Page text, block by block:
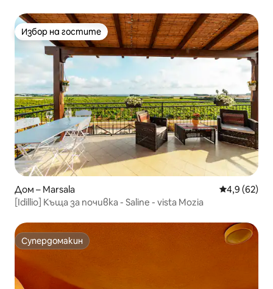
Избор на гостите
Избор на гостите
Дом – Marsala Средна
4,9 (62)
[Idillio] Къща за почивка - Saline - vista Mozia
Супердомакин
Супердомакин